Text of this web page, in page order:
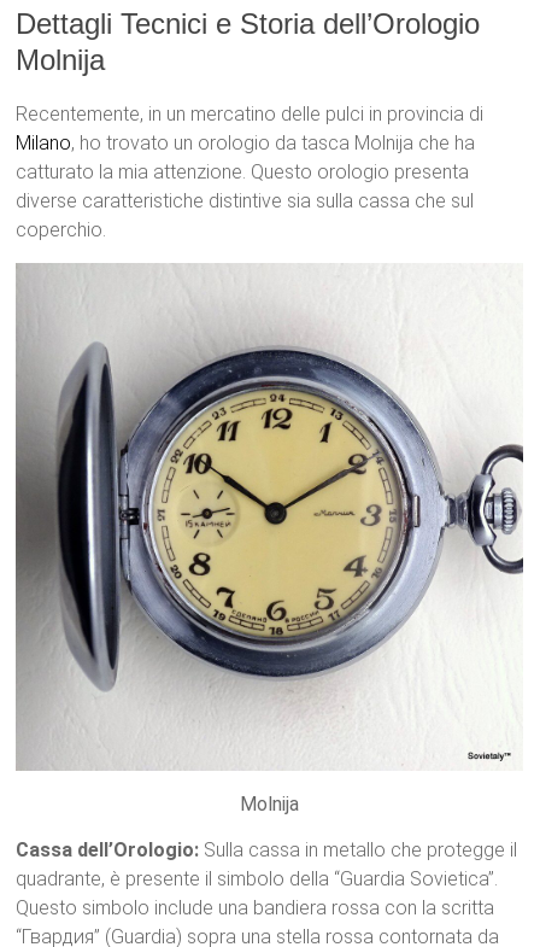
Dettagli Tecnici e Storia dell’Orologio
Molnija
Recentemente, in un mercatino delle pulci in provincia di
Milano, ho trovato un orologio da tasca Molnija che ha
catturato la mia attenzione. Questo orologio presenta
diverse caratteristiche distintive sia sulla cassa che sul
coperchio.
Molnija
Cassa dell’Orologio: Sulla cassa in metallo che protegge il
quadrante, è presente il simbolo della “Guardia Sovietica”.
Questo simbolo include una bandiera rossa con la scritta
“Гвардия” (Guardia) sopra una stella rossa contornata da